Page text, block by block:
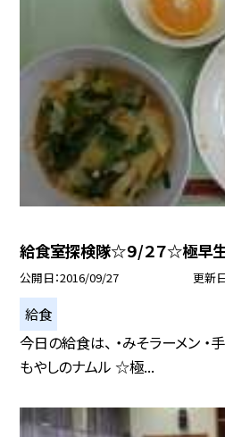
給食室探検隊☆９/２７☆極早
公開日 2016/09/27 更新
給食
今日の給食は、 ・みそラーメン ・
もやしのナムル ☆極...